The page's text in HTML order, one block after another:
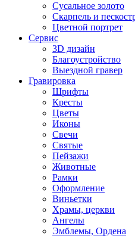
Сусальное золото
Скарпель и
Цветной портрет
Сервис
3D дизайн
Благоустройство
Выездной гравер
Гравировка
Шрифты
Кресты
Цветы
Иконы
Свечи
Святые
Пейзажи
Животные
Рамки
Оформление
Виньетки
Храмы, церкви
Ангелы
Эмблемы, Ордена